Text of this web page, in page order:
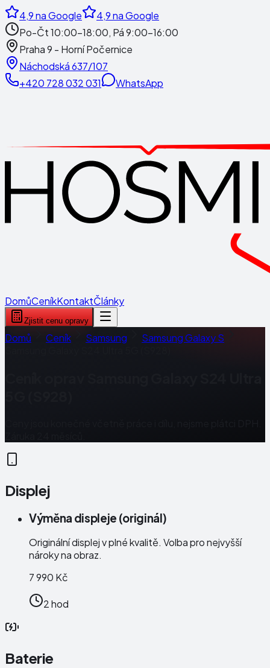
4,9na Google 4,9na Google
Po-Čt 10:00-18:00, Pá 9:00-16:00
Praha 9 - Horní Počernice
Náchodská 637/107
+420 728 032 031
WhatsApp
DomůCeníkKontaktČlánky
Zjistit cenu opravy
Domů Ceník Samsung
Samsung Galaxy S
Displej
Výměna displeje (originál)
Originální displej v plné kvalitě. Volba pro nejvyšší
nároky na obraz.
7 990 Kč
2 hod
Baterie